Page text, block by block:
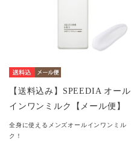
【送料込み】SPEEDIA オール
インワンミルク【メール便】
全身に使えるメンズオールインワンミル
ク！